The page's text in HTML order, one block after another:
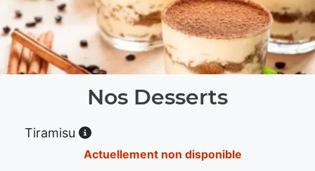
Nos Desserts
Tiramisu
Actuellement non disponible